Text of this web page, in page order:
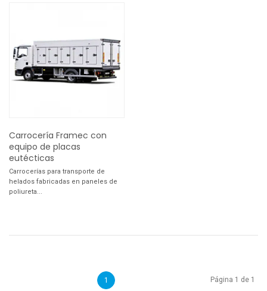
Carrocería Framec con
equipo de placas
eutécticas
Carrocerías para transporte de
helados fabricadas en paneles de
poliureta...
1 Página 1 de 1